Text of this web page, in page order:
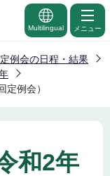
Multilingual メニュー
定例会の日程・結果
定例会）
和2年